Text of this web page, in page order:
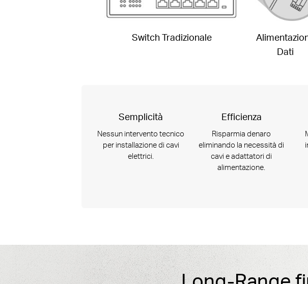
Switch Tradizionale
Dati
Semplicità
Nessun intervento tecnico
per installazione di cavi
elettrici.
Efficienza
Risparmia denaro
eliminando la necessità di
cavi e adattatori di
alimentazione.